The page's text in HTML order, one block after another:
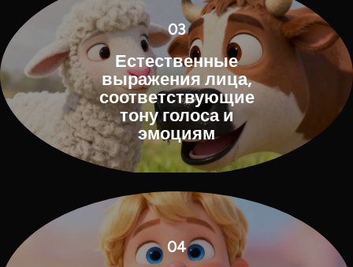
03
Естественные
выражения лица,
соответствующие
тону голоса и
эмоциям
04